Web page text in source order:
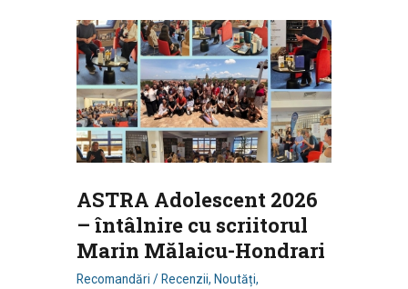
CONTACT
CONTUL MEU
ASTRA Adolescent 2026
– întâlnire cu scriitorul
Marin Mălaicu-Hondrari
Recomandări / Recenzii, Noutăți,